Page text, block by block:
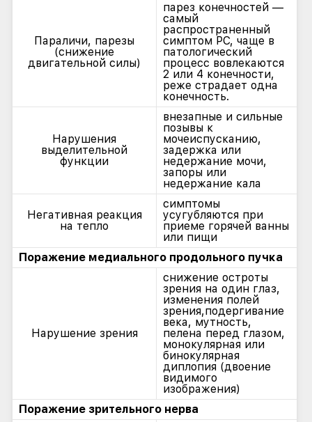
Параличи, парезы
(снижение
двигательной силы)
парез конечностей —
самый
распространенный
симптом РС, чаще в
патологический
процесс вовлекаются
2 или 4 конечности,
реже страдает одна
конечность.
Нарушения
выделительной
функции
внезапные и сильные
позывы к
мочеиспусканию,
задержка или
недержание мочи,
запоры или
недержание кала
Негативная реакция
на тепло
симптомы
усугубляются при
приеме горячей ванны
или пищи
Поражение медиального продольного пучка
Нарушение зрения
снижение остроты
зрения на один глаз,
изменения полей
зрения,подергивание
века, мутность,
пелена перед глазом,
монокулярная или
бинокулярная
диплопия (двоение
видимого
изображения)
Поражение зрительного нерва